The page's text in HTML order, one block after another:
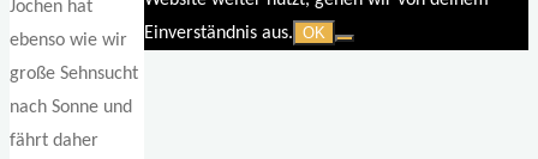
Jochen hat
ebenso wie wir
große Sehnsucht
nach Sonne und
fährt daher
Einverständnis aus. OK